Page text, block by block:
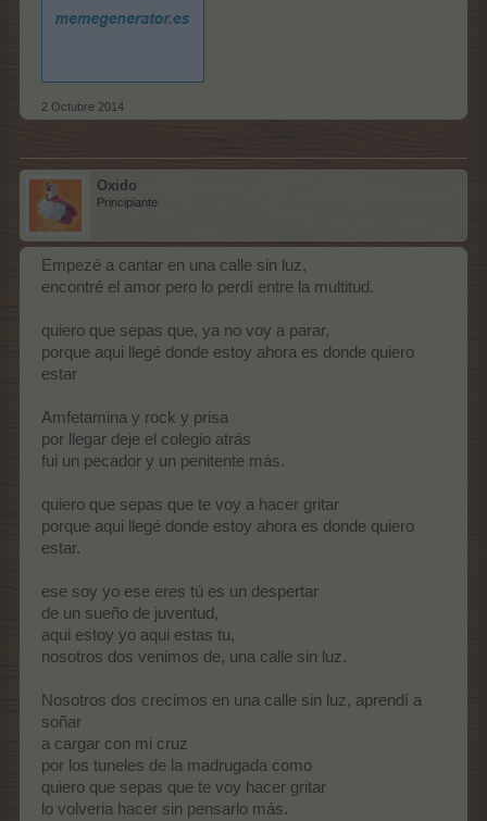
2 Octubre 2014
Oxido
Principiante
Empezé a cantar en una calle sin luz,
encontré el amor pero lo perdí entre la multitud.
quiero que sepas que, ya no voy a parar,
porque aqui llegé donde estoy ahora es donde quiero
estar
Amfetamina y rock y prisa
por llegar deje el colegio atrás
fui un pecador y un penitente más.
quiero que sepas que te voy a hacer gritar
porque aqui llegé donde estoy ahora es donde quiero
estar.
ese soy yo ese eres tú es un despertar
de un sueño de juventud,
aqui estoy yo aqui estas tu,
nosotros dos venimos de, una calle sin luz.
Nosotros dos crecimos en una calle sin luz, aprendí a
soñar
a cargar con mi cruz
por los tuneles de la madrugada como
quiero que sepas que te voy hacer gritar
lo volveria hacer sin pensarlo más.